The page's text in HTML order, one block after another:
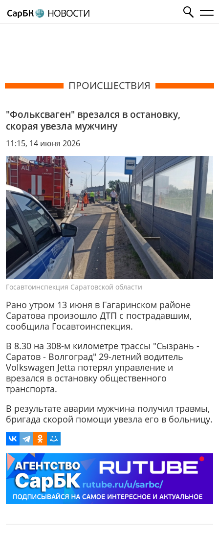
НОВОСТИ
ПРОИСШЕСТВИЯ
"Фольксваген" врезался в остановку,
скорая увезла мужчину
11:15, 14 июня 2026
Госавтоинспекция Саратовской области
Рано утром 13 июня в Гагаринском районе
Саратова произошло ДТП с пострадавшим,
сообщила Госавтоинспекция.
В 8.30 на 308-м километре трассы "Сызрань -
Саратов - Волгоград" 29-летний водитель
Volkswagen Jetta потерял управление и
врезался в остановку общественного
транспорта.
В результате аварии мужчина получил травмы,
бригада скорой помощи увезла его в больницу.